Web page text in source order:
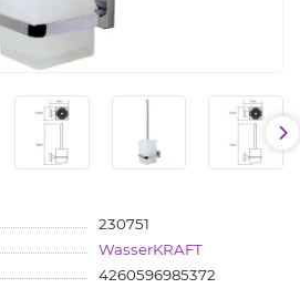
230751
WasserKRAFT
4260596985372